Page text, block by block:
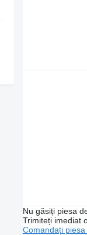
Nu găsiți piesa
Trimiteți imediat
Comandați